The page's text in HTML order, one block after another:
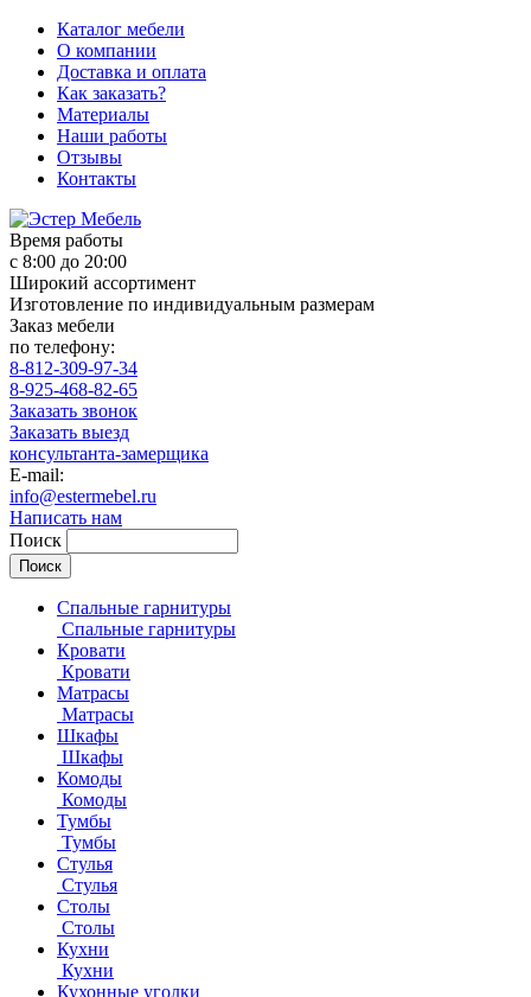
Каталог мебели
О компании
Доставка и оплата
Как заказать?
Материалы
Наши работы
Отзывы
Контакты
Время работы
с 8:00 до 20:00
Широкий ассортимент
Изготовление по индивидуальным размерам
Заказ мебели
по телефону:
8-812-309-97-34
8-925-468-82-65
Заказать звонок
Заказать выезд
консультанта-замерщика
E-mail:
info@estermebel.ru
Написать нам
Поиск
Спальные гарнитуры
Спальные гарнитуры
Кровати
Кровати
Матрасы
Матрасы
Шкафы
Шкафы
Комоды
Комоды
Тумбы
Тумбы
Стулья
Стулья
Столы
Столы
Кухни
Кухни
Кухонные уголки